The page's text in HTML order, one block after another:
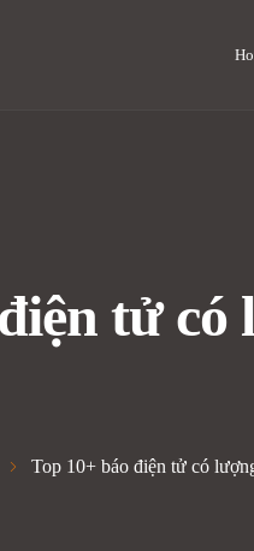
tử
Top 10+ báo điện tử có